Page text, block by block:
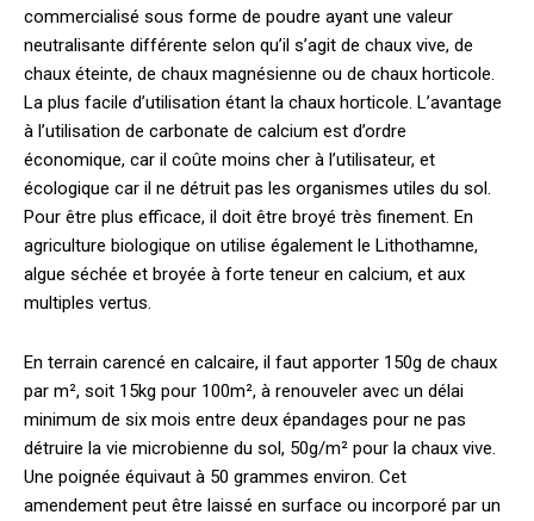
commercialisé sous forme de poudre ayant une valeur
neutralisante différente selon qu’il s’agit de chaux vive, de
chaux éteinte, de chaux magnésienne ou de chaux horticole.
La plus facile d’utilisation étant la chaux horticole. L’avantage
à l’utilisation de carbonate de calcium est d’ordre
économique, car il coûte moins cher à l’utilisateur, et
écologique car il ne détruit pas les organismes utiles du sol.
Pour être plus efficace, il doit être broyé très finement. En
agriculture biologique on utilise également le Lithothamne,
algue séchée et broyée à forte teneur en calcium, et aux
multiples vertus.
En terrain carencé en calcaire, il faut apporter 150g de chaux
par m², soit 15kg pour 100m², à renouveler avec un délai
minimum de six mois entre deux épandages pour ne pas
détruire la vie microbienne du sol, 50g/m² pour la chaux vive.
Une poignée équivaut à 50 grammes environ. Cet
amendement peut être laissé en surface ou incorporé par un